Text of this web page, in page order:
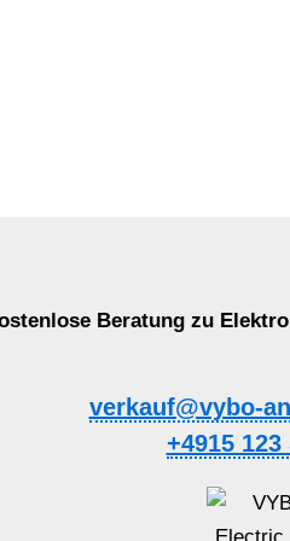
Beratung zu
verkauf@vybo-
+4915 123